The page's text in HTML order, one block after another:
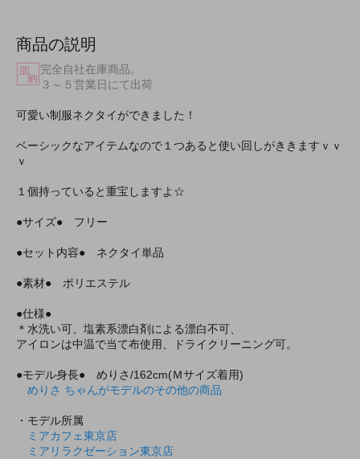
商品の説明
完全自社在庫商品。
３～５営業日にて出荷
可愛い制服ネクタイができました！
ベーシックなアイテムなので１つあると使い回しがききますｖｖ
ｖ
１個持っていると重宝しますよ☆
●サイズ● フリー
●セット内容● ネクタイ単品
●素材● ポリエステル
●仕様●
＊水洗い可、塩素系漂白剤による漂白不可、
アイロンは中温で当て布使用、ドライクリーニング可。
●モデル身長● めりさ/162cm(Ｍサイズ着用)
めりさ ちゃんがモデルのその他の商品
・モデル所属
ミアカフェ東京店
ミアリラクゼーション東京店